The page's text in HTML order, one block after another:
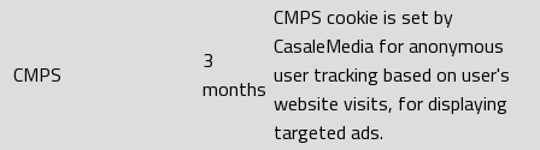
CMPS
3
months
CMPS cookie is set by
CasaleMedia for anonymous
user tracking based on user's
website visits, for displaying
targeted ads.